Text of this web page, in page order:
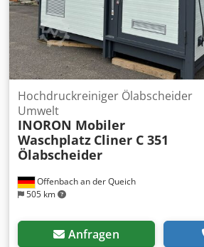
demontiert. Für nähere Informationen
natürlich auch persönlich mit uns in
Ein Versand ist auf Anfrage möglich!
Offenbach an der Queich
505 km
Hochdruckreiniger Ölabscheider
Umwelt
INORON Mobiler
Waschplatz Cliner C 351
Ölabscheider
Anfragen